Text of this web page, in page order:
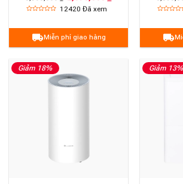
12420Đã xem
Miễn phí giao hàng
Giảm 18% Giảm 13%